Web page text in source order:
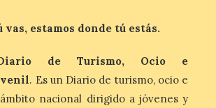
[…]
el
de La Bañeza
vas, estamos donde tú estás.
Diario de Turismo, Ocio e
. Es un Diario de turismo, ocio e
nacional dirigido a jóvenes y